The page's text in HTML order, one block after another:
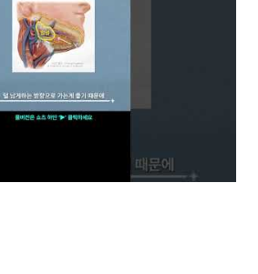
가 중요할까?
이유
정 없이 티 안 나게 예뻐지는 법
법, 아쿠아필
달라졌을까?
술 후에도 효과가 없다?
턱밑 살, 지방 아닙니다
이유기 속건조 해결하고 화장발 살리는 공식